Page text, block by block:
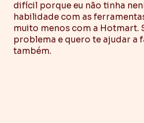
difícil porque eu não tinha
habilidade com as
muito menos com a Hotmart.
problema e quero te ajudar a
também.